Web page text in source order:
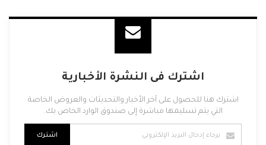
اشترك فى النشرة الأخبارية
اشترك هنا للحصول على آخر الأخبار والتحديثات والعروض الخاصة
التي يتم تسليمها مباشرة إلى صندوق الوارد الخاص بك.
اشترك